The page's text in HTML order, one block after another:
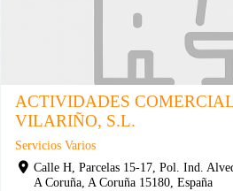
ACTIVIDADES
VILARIÑO, S.L.
Servicios Varios
Calle H, Parcelas 15-17, Pol. Ind.
A Coruña, A Coruña 15180, España